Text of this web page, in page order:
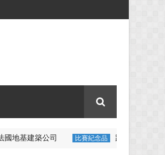
比賽紀念品 跑步腰包-香港理工大學